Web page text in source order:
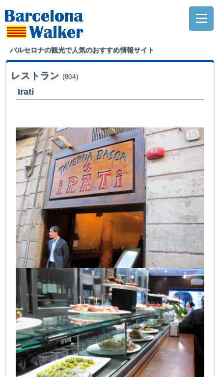
バルセロナの観光で人気のおすすめ情報サイト
レストラン (804)
Irati